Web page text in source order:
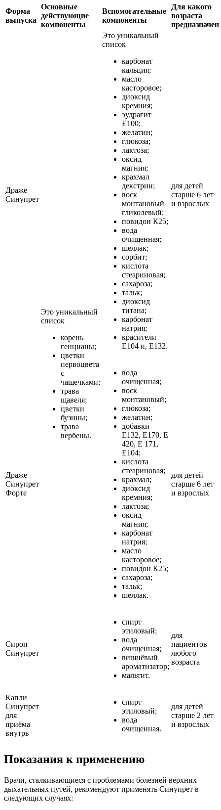
Форма
выпуска
Основные
действующие
компоненты
Вспомогательные
компоненты
Для какого
возраста
предназначен
Драже
Синупрет
Это уникальный
список
корень
генцианы;
цветки
первоцвета
с
чашечками;
трава
щавеля;
цветки
бузины;
трава
вербены.
Это уникальный
список
карбонат
кальция;
масло
касторовое;
диоксид
кремния;
эудрагит
Е100;
желатин;
глюкоза;
лактоза;
оксид
магния;
крахмал
декстрин;
воск
монтановый
гликолевый;
повидон К25;
вода
очищенная;
шеллак;
сорбит;
кислота
стеариновая;
сахароза;
тальк;
диоксид
титана;
карбонат
натрия;
красители
Е104 и, Е132.
для детей
старше 6 лет
и взрослых
Драже
Синупрет
Форте
вода
очищенная;
воск
монтановый;
глюкоза;
желатин;
добавки
Е132, Е170, Е
420, Е 171,
Е104;
кислота
стеариновая;
крахмал;
диоксид
кремния;
лактоза;
оксид
магния;
карбонат
натрия;
масло
касторовое;
повидон К25;
сахароза;
тальк;
шеллак.
для детей
старше 6 лет
и взрослых
Сироп
Синупрет
спирт
этиловый;
вода
очищенная;
вишнёвый
ароматизатор;
мальтит.
для
пациентов
любого
возраста
Капли
Синупрет
для
приёма
внутрь
спирт
этиловый;
вода
очищенная.
для детей
старше 2 лет
и взрослых
Показания к применению
Врачи, сталкивающиеся с проблемами болезней верхних
дыхательных путей, рекомендуют применять Синупрет в
следующих случаях: